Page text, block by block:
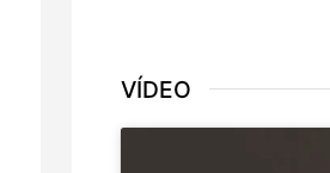
VÍDEO